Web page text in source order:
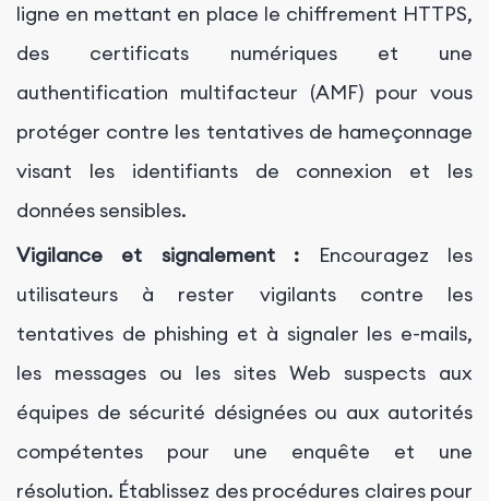
ligne en mettant en place le chiffrement HTTPS,
des certificats numériques et une
authentification multifacteur (AMF) pour vous
protéger contre les tentatives de hameçonnage
visant les identifiants de connexion et les
données sensibles.
Vigilance et signalement : Encouragez les
utilisateurs à rester vigilants contre les
tentatives de phishing et à signaler les e-mails,
les messages ou les sites Web suspects aux
équipes de sécurité désignées ou aux autorités
compétentes pour une enquête et une
résolution. Établissez des procédures claires pour